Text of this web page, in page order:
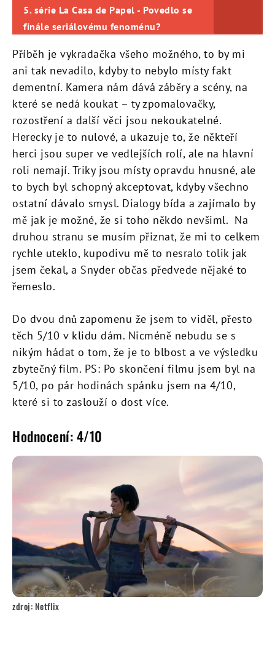
5. série La Casa de Papel - Povedlo se
finále seriálovému fenoménu?
Příběh je vykradačka všeho možného, to by mi
ani tak nevadilo, kdyby to nebylo místy fakt
dementní. Kamera nám dává záběry a scény, na
které se nedá koukat – ty zpomalovačky,
rozostření a další věci jsou nekoukatelné.
Herecky je to nulové, a ukazuje to, že někteří
herci jsou super ve vedlejších rolí, ale na hlavní
roli nemají. Triky jsou místy opravdu hnusné, ale
to bych byl schopný akceptovat, kdyby všechno
ostatní dávalo smysl. Dialogy bída a zajímalo by
mě jak je možné, že si toho někdo nevšiml. Na
druhou stranu se musím přiznat, že mi to celkem
rychle uteklo, kupodivu mě to nesralo tolik jak
jsem čekal, a Snyder občas předvede nějaké to
řemeslo.
Do dvou dnů zapomenu že jsem to viděl, přesto
těch 5/10 v klidu dám. Nicméně nebudu se s
nikým hádat o tom, že je to blbost a ve výsledku
zbytečný film. PS: Po skončení filmu jsem byl na
5/10, po pár hodinách spánku jsem na 4/10,
které si to zaslouží o dost více.
Hodnocení: 4/10
zdroj: Netflix